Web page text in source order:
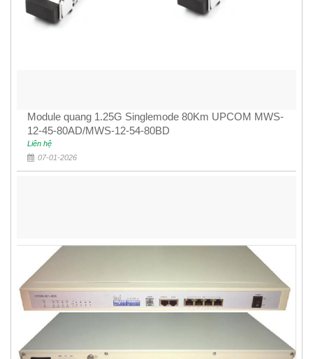
Module quang 1.25G Singlemode 80Km UPCOM MWS-
12-45-80AD/MWS-12-54-80BD
Liên hệ
07-01-2026